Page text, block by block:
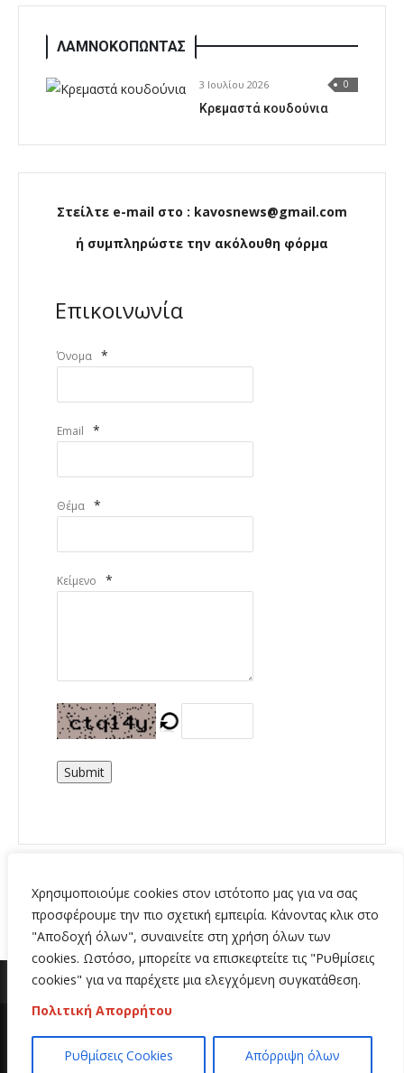
Χρησιμοποιούμε cookies στον ιστότοπο μας για να σας
προσφέρουμε την πιο σχετική εμπειρία. Κάνοντας κλικ στο
"Αποδοχή όλων", συναινείτε στη χρήση όλων των
cookies. Ωστόσο, μπορείτε να επισκεφτείτε τις "Ρυθμίσεις
cookies" για να παρέχετε μια ελεγχόμενη συγκατάθεση.
Πολιτική Απορρήτου
Ρυθμίσεις Cookies Απόρριψη όλων
ΛΑΜΝΟΚΟΠΩΝΤΑΣ
3 Ιουλίου 2026 0
Κρεμαστά κουδούνια
Στείλτε e-mail στο : kavosnews@gmail.com
ή συμπληρώστε την ακόλουθη φόρμα
Επικοινωνία
Όνομα *
Email *
Θέμα *
Κείμενο *
Submit
Copyright 2020 | All Rights Reserved | Κατασκευή
ιστοσελίδων
Hi Web